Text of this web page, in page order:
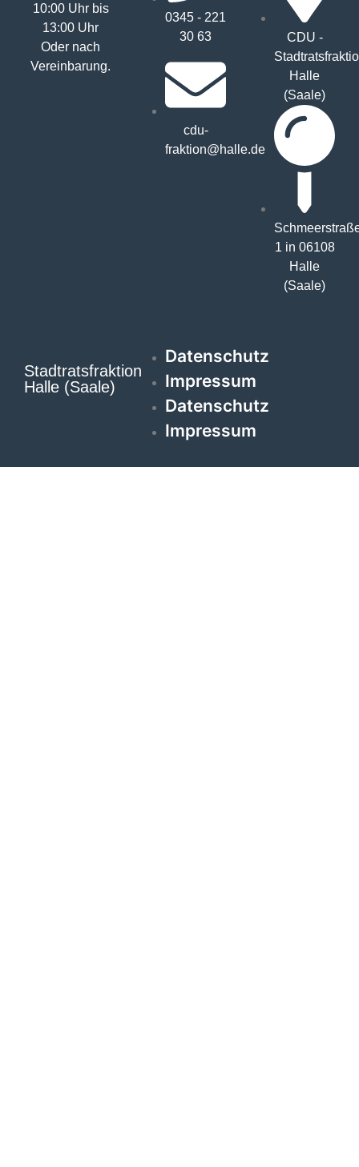
10:00 Uhr bis
13:00 Uhr
Oder nach
Vereinbarung.
0345 - 221
30 63
cdu-
fraktion@halle.de
CDU -
Halle
(Saale)
1 in 06108
Halle
(Saale)
Stadtratsfraktion
Halle (Saale)
Datenschutz
Impressum
Datenschutz
Impressum